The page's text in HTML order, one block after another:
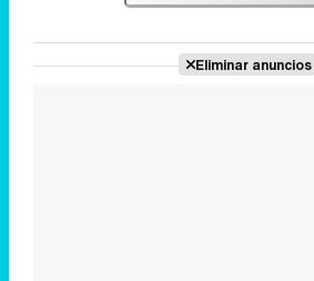
Eliminar anuncios